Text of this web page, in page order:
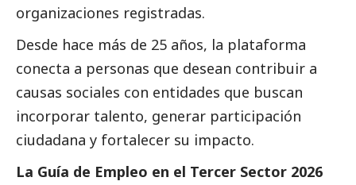
organizaciones registradas.
Desde hace más de 25 años, la plataforma
conecta a personas que desean contribuir a
causas sociales con entidades que buscan
incorporar talento, generar participación
ciudadana y fortalecer su impacto.
La Guía de Empleo en el Tercer Sector 2026